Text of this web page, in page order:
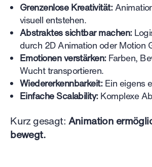
Grenzenlose Kreativität:
visuell entstehen.
Abstraktes sichtbar machen:
durch 2D Animation oder Motion
Emotionen verstärken:Farben,
Wucht transportieren.
Wiedererkennbarkeit:Ein eigens
Einfache Scalability:Komplexe
Kurz gesagt: Animation
bewegt.